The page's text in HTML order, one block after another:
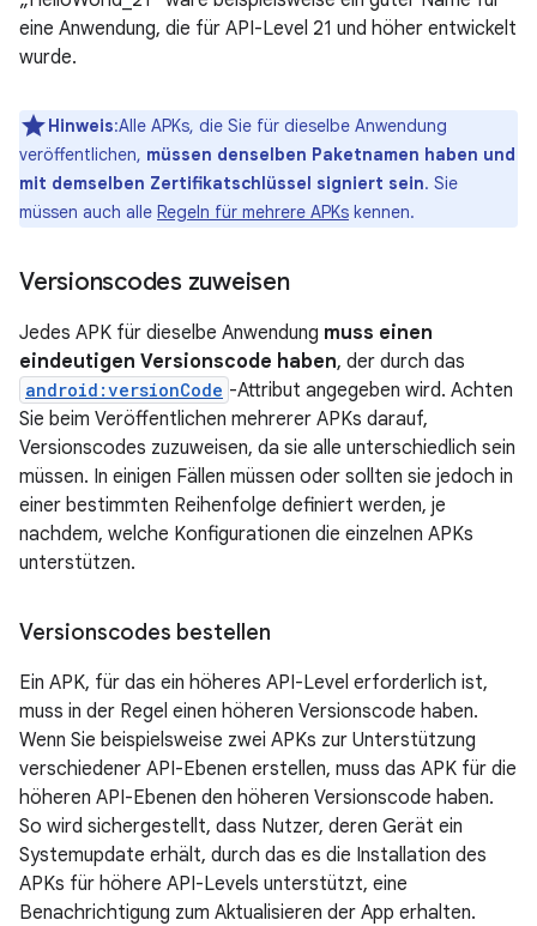
eine Anwendung, die für API-Level 21 und höher entwickelt
wurde.
Hinweis:Alle APKs, die Sie für dieselbe Anwendung
veröffentlichen, müssen denselben Paketnamen haben und
mit demselben Zertifikatschlüssel signiert sein. Sie
müssen auch alle Regeln für mehrere APKs kennen.
Versionscodes zuweisen
Jedes APK für dieselbe Anwendung muss einen
eindeutigen Versionscode haben, der durch das
android:versionCode -Attribut angegeben wird. Achten
Sie beim Veröffentlichen mehrerer APKs darauf,
Versionscodes zuzuweisen, da sie alle unterschiedlich sein
müssen. In einigen Fällen müssen oder sollten sie jedoch in
einer bestimmten Reihenfolge definiert werden, je
nachdem, welche Konfigurationen die einzelnen APKs
unterstützen.
Versionscodes bestellen
Ein APK, für das ein höheres API-Level erforderlich ist,
muss in der Regel einen höheren Versionscode haben.
Wenn Sie beispielsweise zwei APKs zur Unterstützung
verschiedener API-Ebenen erstellen, muss das APK für die
höheren API-Ebenen den höheren Versionscode haben.
So wird sichergestellt, dass Nutzer, deren Gerät ein
Systemupdate erhält, durch das es die Installation des
APKs für höhere API-Levels unterstützt, eine
Benachrichtigung zum Aktualisieren der App erhalten.